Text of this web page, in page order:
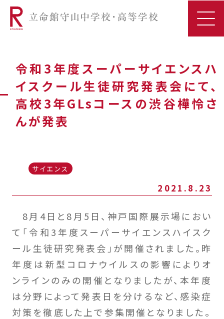
令和3年度スーパーサイエンスハ
イスクール生徒研究発表会にて、
高校3年GLsコースの渋谷樺怜さ
んが発表
サイエンス
2021.8.23
8月4日と8月5日、神戸国際展示場におい
て「令和3年度スーパーサイエンスハイスク
ール生徒研究発表会」が開催されました。昨
年度は新型コロナウイルスの影響によりオ
ンラインのみの開催となりましたが、本年度
は分野によって発表日を分けるなど、感染症
対策を徹底した上で参集開催となりました。